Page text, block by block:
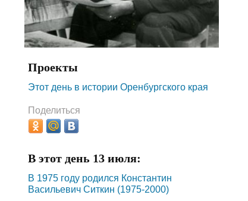
Проекты
Этот день в истории Оренбургского края
Поделиться
В этот день 13 июля:
В 1975 году родился Константин
Васильевич Ситкин (1975-2000)